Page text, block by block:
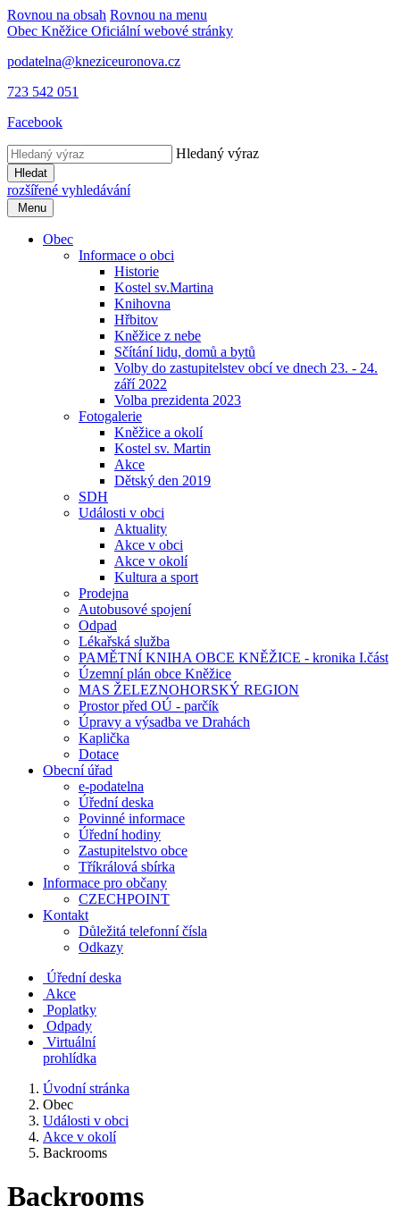
Rovnou na obsah Rovnou na menu
Obec Kněžice Oficiální webové stránky
podatelna@kneziceuronova.cz
723 542 051
Facebook
Hledaný výraz
Hledat
rozšířené vyhledávání
Menu
Obec
Informace o obci
Historie
Kostel sv.Martina
Knihovna
Hřbitov
Kněžice z nebe
Sčítání lidu, domů a bytů
Volby do zastupitelstev obcí ve dnech 23. - 24.
září 2022
Volba prezidenta 2023
Fotogalerie
Kněžice a okolí
Kostel sv. Martin
Akce
Dětský den 2019
SDH
Události v obci
Aktuality
Akce v obci
Akce v okolí
Kultura a sport
Prodejna
Autobusové spojení
Odpad
Lékařská služba
PAMĚTNÍ KNIHA OBCE KNĚŽICE - kronika I.část
Územní plán obce Kněžice
MAS ŽELEZNOHORSKÝ REGION
Prostor před OÚ - parčík
Úpravy a výsadba ve Drahách
Kaplička
Dotace
Obecní úřad
e-podatelna
Úřední deska
Povinné informace
Úřední hodiny
Zastupitelstvo obce
Tříkrálová sbírka
Informace pro občany
CZECHPOINT
Kontakt
Důležitá telefonní čísla
Odkazy
Úřední deska
Akce
Poplatky
Odpady
Virtuální
prohlídka
Úvodní stránka
Obec
Události v obci
Akce v okolí
Backrooms
Backrooms